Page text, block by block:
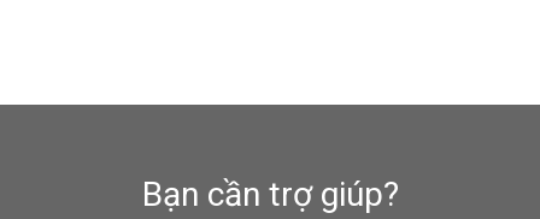
Bạn cần trợ giúp?